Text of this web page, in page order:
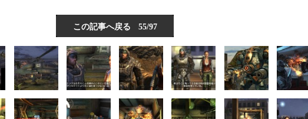
この記事へ戻る 55/97